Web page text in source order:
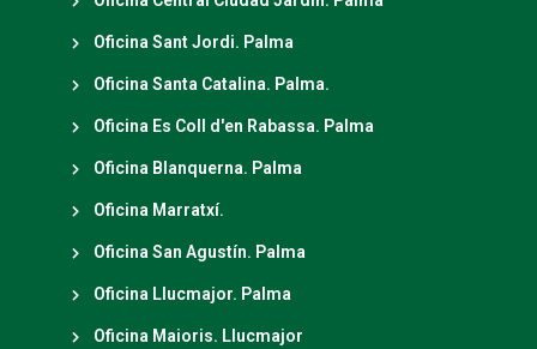
Oficina Sant Jordi. Palma
Oficina Santa Catalina. Palma.
Oficina Es Coll d'en Rabassa. Palma
Oficina Blanquerna. Palma
Oficina Marratxí.
Oficina San Agustín. Palma
Oficina Llucmajor. Palma
Oficina Maioris. Llucmajor